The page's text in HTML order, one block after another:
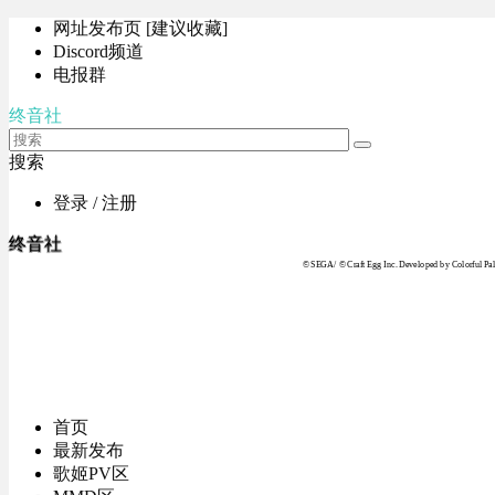
网址发布页 [建议收藏]
Discord频道
电报群
终音社
搜索
登录 / 注册
终音社
© SEGA / © Craft Egg Inc. Developed by Colorful
首页
最新发布
歌姬PV区